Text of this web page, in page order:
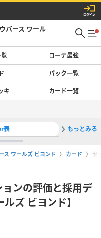
バース ワール
覧 ローテ最強
パック一覧
キ カード一覧
表 2魔手ウ
もっとみる
ス ワールズ ビヨンド カード セ
ンの評価と採用デ
ズ ビヨンド】